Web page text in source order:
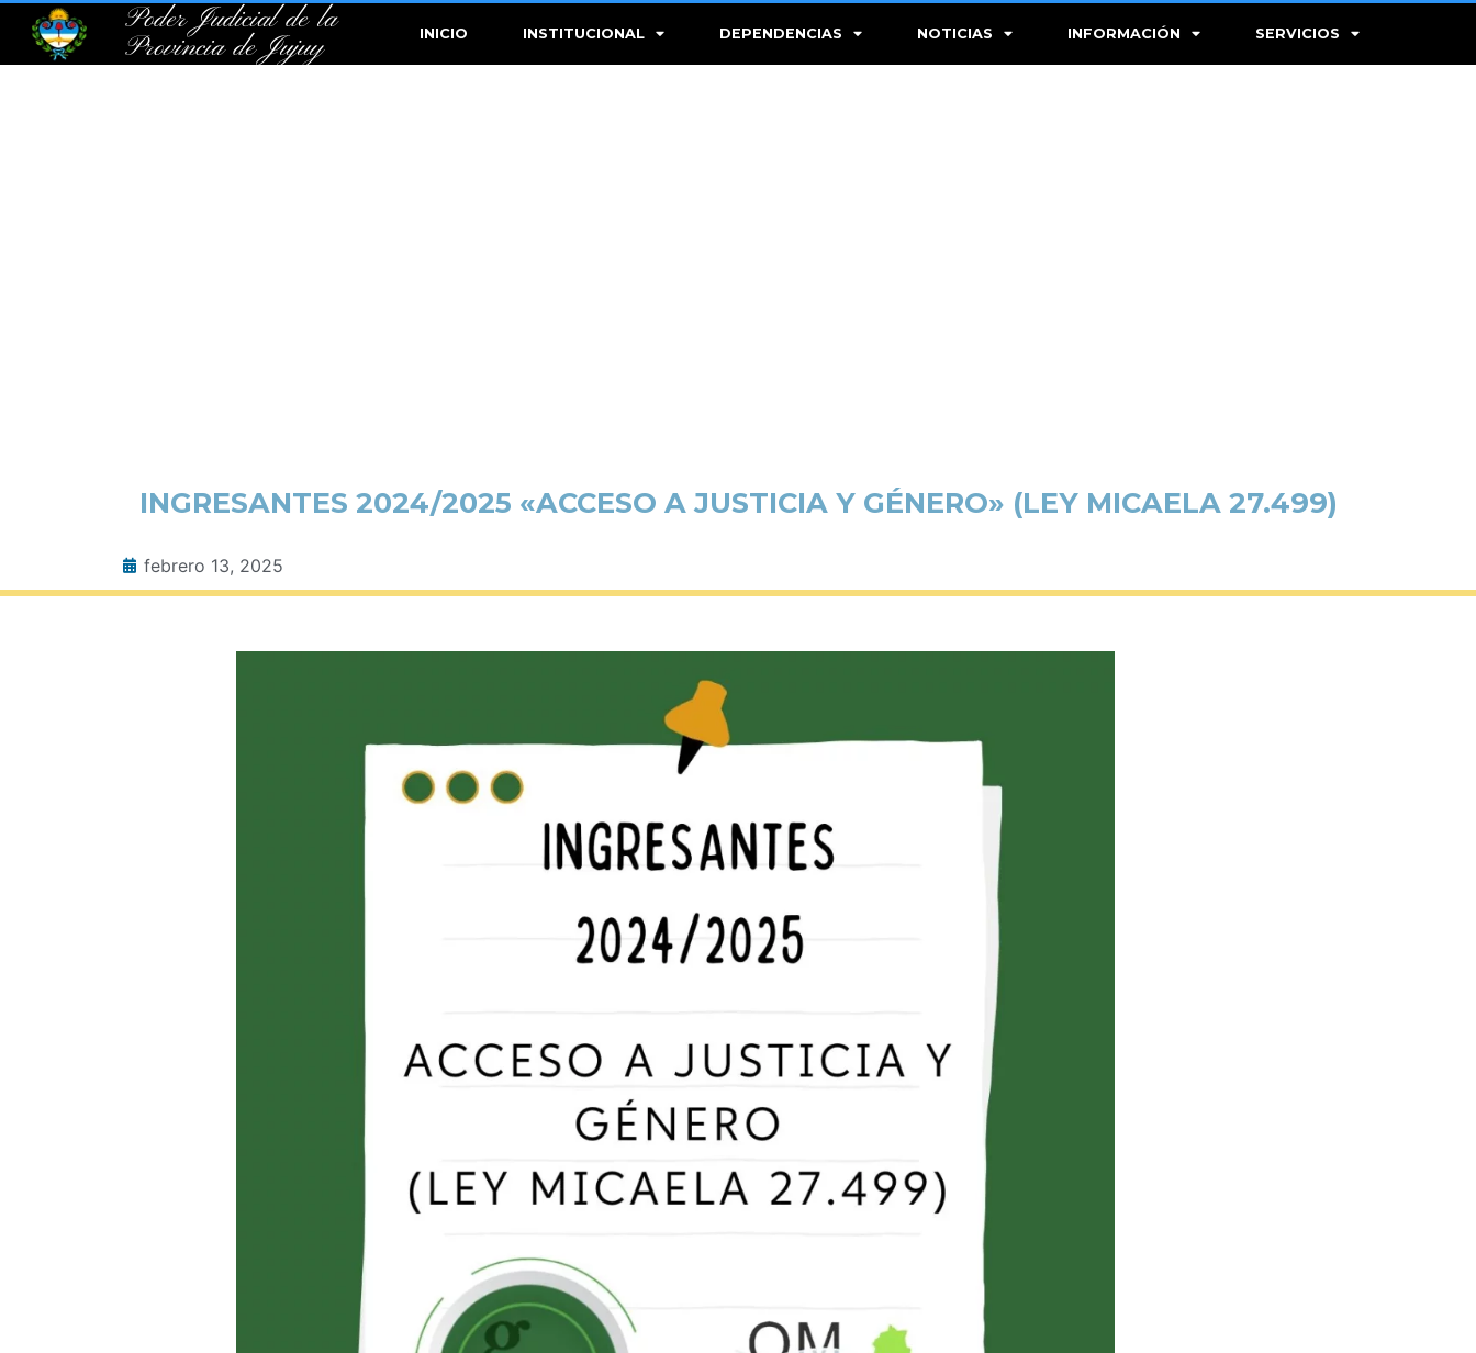
Poder Judicial de la
Provincia de Jujuy
INICIO INSTITUCIONAL DEPENDENCIAS NOTICIAS INFORMACIÓN SERVICIOS
INGRESANTES 2024/2025 «ACCESO A JUSTICIA Y GÉNERO» (LEY MICAELA 27.499)
febrero 13, 2025